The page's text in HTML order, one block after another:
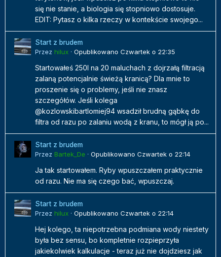
się nie stanie, a biologia się stopniowo dostosuje.
EDIT: Pytasz o kilka rzeczy w kontekście swojego...
Start z brudem
Przez hilux · Opublikowano Czwartek o 22:35
Startowałeś 250l na 20 maluchach z dojrzałą filtracją
zalaną potencjalnie świeżą kranicą? Dla mnie to
proszenie się o problemy, jeśli nie znasz
szczegółów. Jeśli kolega
@kozlowskibartlomiej94 wsadził brudną gąbkę do
filtra od razu po zalaniu wodą z kranu, to mógł ją po...
Start z brudem
Przez Bartek_De · Opublikowano Czwartek o 22:14
Ja tak startowałem. Ryby wpuszczałem praktycznie
od razu. Nie ma się czego bać, wpuszczaj.
Start z brudem
Przez hilux · Opublikowano Czwartek o 22:14
Hej kolego, ta niepotrzebna podmiana wody niestety
była bez sensu, bo kompletnie rozpieprzyła
jakiekolwiek kalkulacje - teraz już nie dojdziesz jak